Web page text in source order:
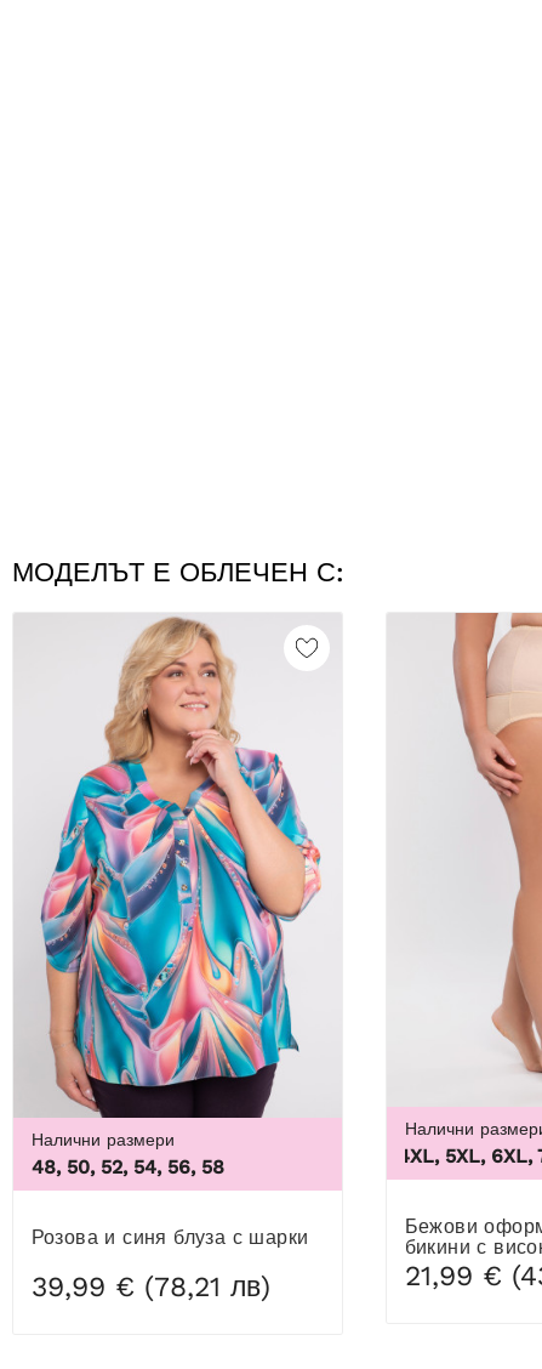
МОДЕЛЪТ Е ОБЛЕЧЕН С:
Налични размери
48, 50, 52, 54, 56, 58
Розова и синя блуза с шарки
39,99 € (78,21 лв)
Налични
3XL, 4XL, 5XL, 6XL,
Бежови оформящи дамски
бикини с
21,99 €